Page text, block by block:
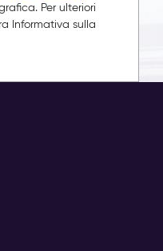
Per ulteriori
Informativa sulla